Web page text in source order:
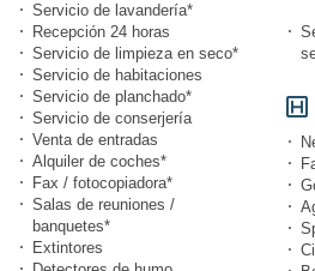
Servicio de lavandería*
Recepción 24 horas
Servicio de limpieza en seco*
Servicio de habitaciones
Servicio de planchado*
Servicio de conserjería
Venta de entradas
Alquiler de coches*
Fax / fotocopiadora*
Salas de reuniones /
banquetes*
Extintores